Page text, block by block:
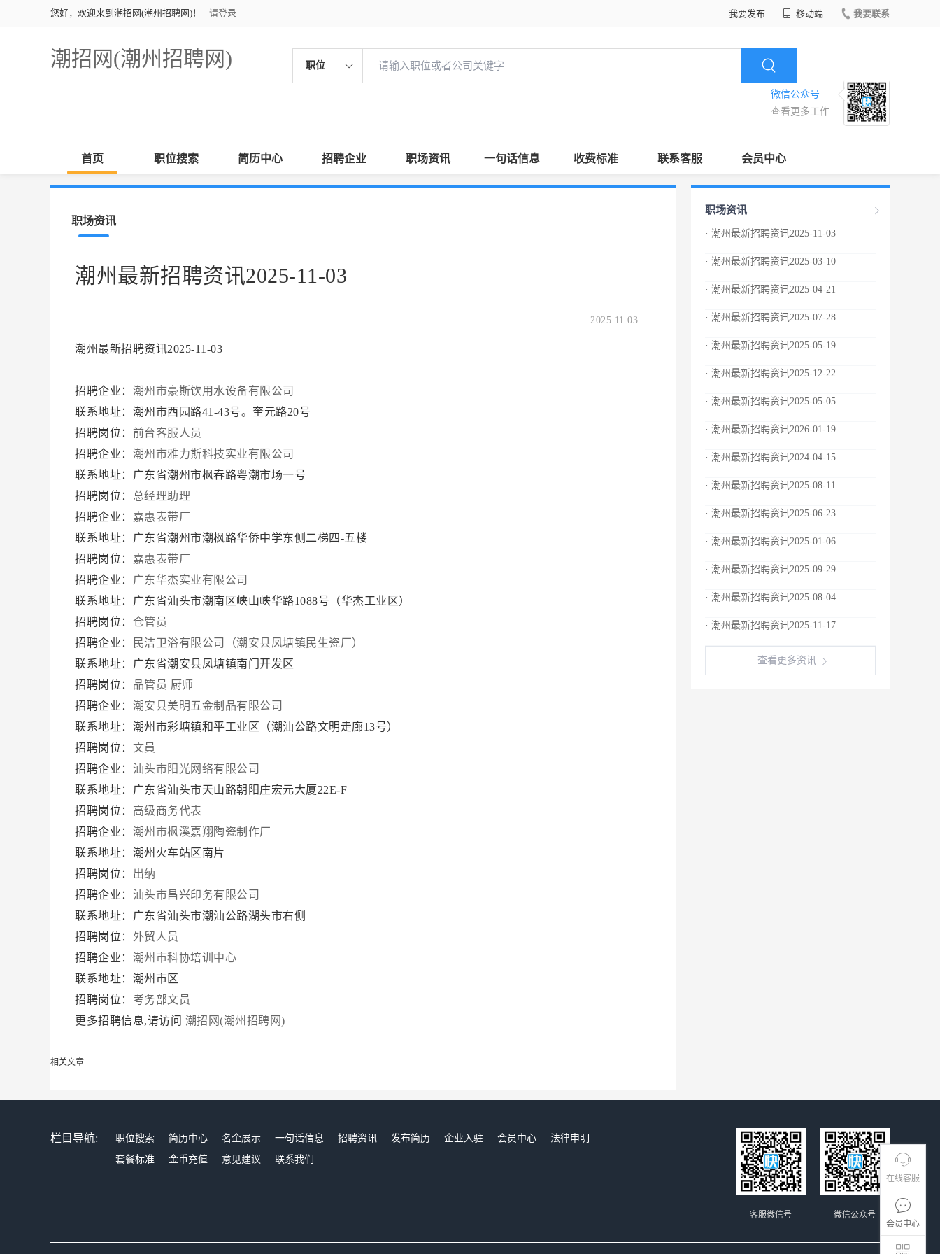
您好，欢迎来到潮招网(潮州招聘网)！ 请登录 我要发布 移动端 我要联系
潮招网(潮州招聘网) 职位
微信公众号
查看更多工作
首页 职位搜索 简历中心 招聘企业 职场资讯 一句话信息 收费标准 联系客服 会员中心
在线客服
会员中心
职场资讯
潮州最新招聘资讯2025-11-03
2025.11.03
潮州最新招聘资讯2025-11-03
招聘企业： 潮州市豪斯饮用水设备有限公司
联系地址：潮州市西园路41-43号。奎元路20号
招聘岗位： 前台客服人员
招聘企业： 潮州市雅力斯科技实业有限公司
联系地址：广东省潮州市枫春路粤潮市场一号
招聘岗位： 总经理助理
招聘企业： 嘉惠表带厂
联系地址：广东省潮州市潮枫路华侨中学东侧二梯四-五楼
招聘岗位： 嘉惠表带厂
招聘企业： 广东华杰实业有限公司
联系地址：广东省汕头市潮南区峡山峡华路1088号（华杰工业区）
招聘岗位： 仓管员
招聘企业：
民洁卫浴有限公司（潮安县凤塘镇民生瓷厂）
联系地址：广东省潮安县凤塘镇南门开发区
招聘岗位： 品管员 厨师
招聘企业： 潮安县美明五金制品有限公司
联系地址：潮州市彩塘镇和平工业区（潮汕公路文明走廊13号）
招聘岗位： 文員
招聘企业： 汕头市阳光网络有限公司
联系地址：广东省汕头市天山路朝阳庄宏元大厦22E-F
招聘岗位： 高级商务代表
招聘企业： 潮州市枫溪嘉翔陶瓷制作厂
联系地址：潮州火车站区南片
招聘岗位： 出纳
招聘企业： 汕头市昌兴印务有限公司
联系地址：广东省汕头市潮汕公路湖头市右侧
招聘岗位： 外贸人员
招聘企业： 潮州市科协培训中心
联系地址：潮州市区
招聘岗位： 考务部文员
更多招聘信息,请访问 潮招网(潮州招聘网)
相关文章
职场资讯
· 潮州最新招聘资讯2025-11-03
· 潮州最新招聘资讯2025-03-10
· 潮州最新招聘资讯2025-04-21
· 潮州最新招聘资讯2025-07-28
· 潮州最新招聘资讯2025-05-19
· 潮州最新招聘资讯2025-12-22
· 潮州最新招聘资讯2025-05-05
· 潮州最新招聘资讯2026-01-19
· 潮州最新招聘资讯2024-04-15
· 潮州最新招聘资讯2025-08-11
· 潮州最新招聘资讯2025-06-23
· 潮州最新招聘资讯2025-01-06
· 潮州最新招聘资讯2025-09-29
· 潮州最新招聘资讯2025-08-04
· 潮州最新招聘资讯2025-11-17
查看更多资讯
栏目导航: 职位搜索 简历中心 名企展示 一句话信息 招聘资讯 发布简历 企业入驻 会员中心
法律申明
套餐标准
金币充值 意见建议 联系我们
微信公众号
客服微信号